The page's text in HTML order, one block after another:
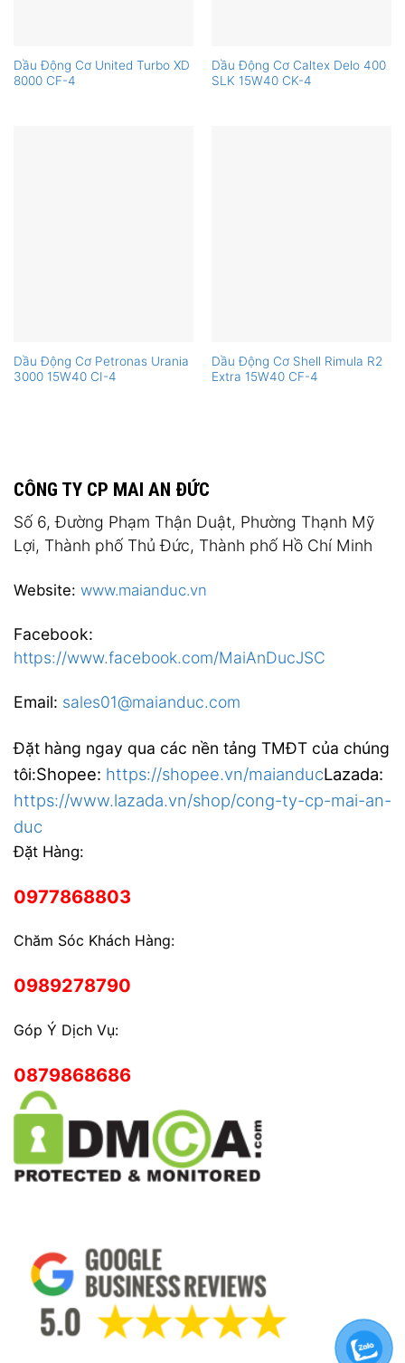
Dầu Động Cơ United Turbo XD
8000 CF-4
Dầu Động Cơ Caltex Delo 400
SLK 15W40 CK-4
Dầu Động Cơ Petronas Urania
3000 15W40 CI-4
Dầu Động Cơ Shell Rimula R2
Extra 15W40 CF-4
CÔNG TY CP MAI AN ĐỨC
Số 6, Đường Phạm Thận Duật, Phường Thạnh Mỹ
Lợi, Thành phố Thủ Đức, Thành phố Hồ Chí Minh
Website: www.maianduc.vn
Facebook:
https://www.facebook.com/MaiAnDucJSC
Email: sales01@maianduc.com
Đặt hàng ngay qua các nền tảng TMĐT của chúng
tôi:Shopee: https://shopee.vn/maianducLazada:
https://www.lazada.vn/shop/cong-ty-cp-mai-an-
duc
Đặt Hàng:
0977868803
Chăm Sóc Khách Hàng:
0989278790
Góp Ý Dịch Vụ:
0879868686